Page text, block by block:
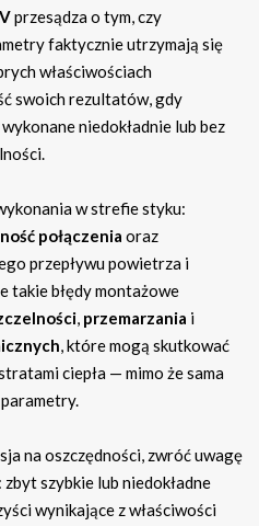
przesądza o tym, czy
faktycznie utrzymają się
właściwościach
swoich rezultatów, gdy
niedokładnie lub bez
w strefie styku:
połączenia oraz
przepływu powietrza i
takie błędy montażowe
, przemarzania i
, które mogą skutkować
ciepła — mimo że sama
na oszczędności, zwróć uwagę
szybkie lub niedokładne
wynikające z właściwości